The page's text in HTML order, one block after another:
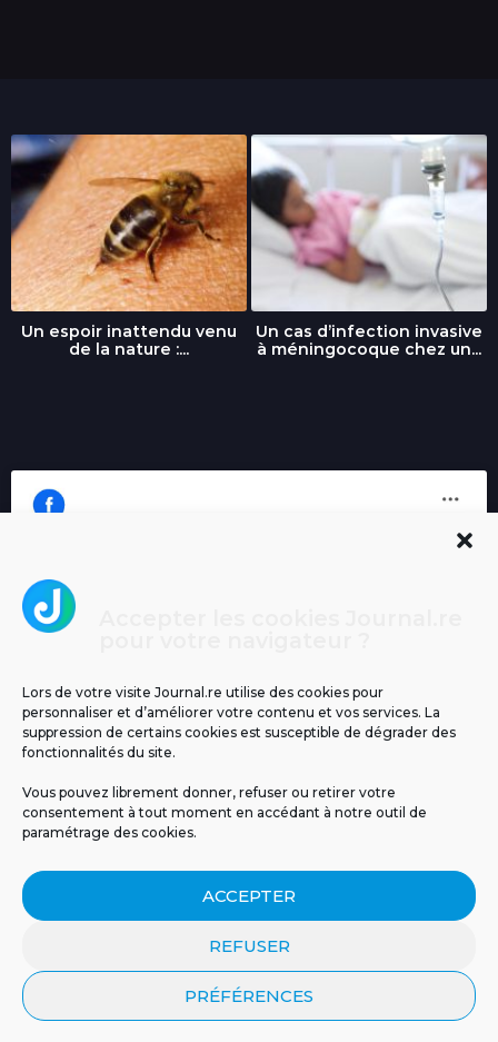
Lors de votre visite Journal.re utilise des cookies pour
personnaliser et d’améliorer votre contenu et vos services. La
suppression de certains cookies est susceptible de dégrader des
fonctionnalités du site.
Vous pouvez librement donner, refuser ou retirer votre
consentement à tout moment en accédant à notre outil de
paramétrage des cookies.
ACCEPTER
REFUSER
PRÉFÉRENCES
Un espoir inattendu venu
de la nature :...
Un cas d’infection invasive
à méningocoque chez un...
MENTIONS LÉGALES PUBLICITÉ
BLOG
NOS ÉMISSIONS
POLITIQUE DE CONFIDENTIALITÉ
CONTACT
© 2026 Tous droits réservés